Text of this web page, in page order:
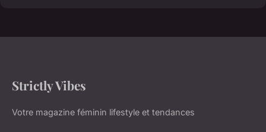
Strictly Vibes
Votre magazine féminin lifestyle et tendances